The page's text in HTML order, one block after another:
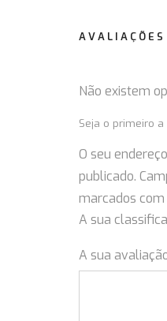
AVALIAÇÕES
Não existem
Seja o primeiro a
O seu
publicado.
marcados com
A sua
A sua